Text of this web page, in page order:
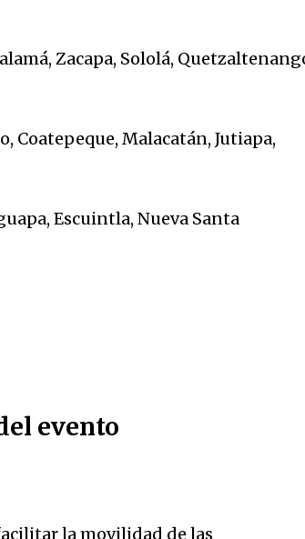
Zacapa, Sololá,
Coatepeque, Malacatán, Jutiapa,
Escuintla, Nueva Santa
evento
la movilidad de las